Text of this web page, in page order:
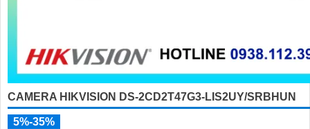
CAMERA HIKVISION DS-2CD2T47G3-LIS2UY/SRBHUN
5%-35%